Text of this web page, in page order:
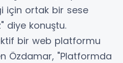
için ortak bir sese
diye konuştu.
bir web platformu
Özdamar, "Platformda